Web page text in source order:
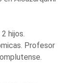
hijos.
Profesor